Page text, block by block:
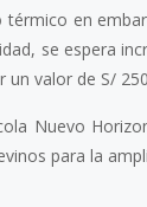
en
se espera
valor de S/
Nuevo
para la